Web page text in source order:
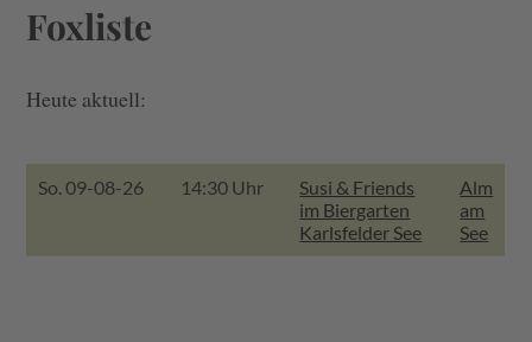
Foxliste
Heute aktuell:
So. 09-08-26 14:30 Uhr
Susi & Friends
im Biergarten
Karlsfelder See
Alm
am
See